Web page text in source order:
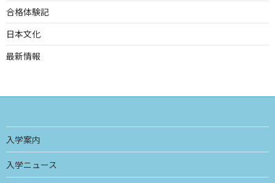
合格体験記
日本文化
最新情報
入学案内
入学ニュース